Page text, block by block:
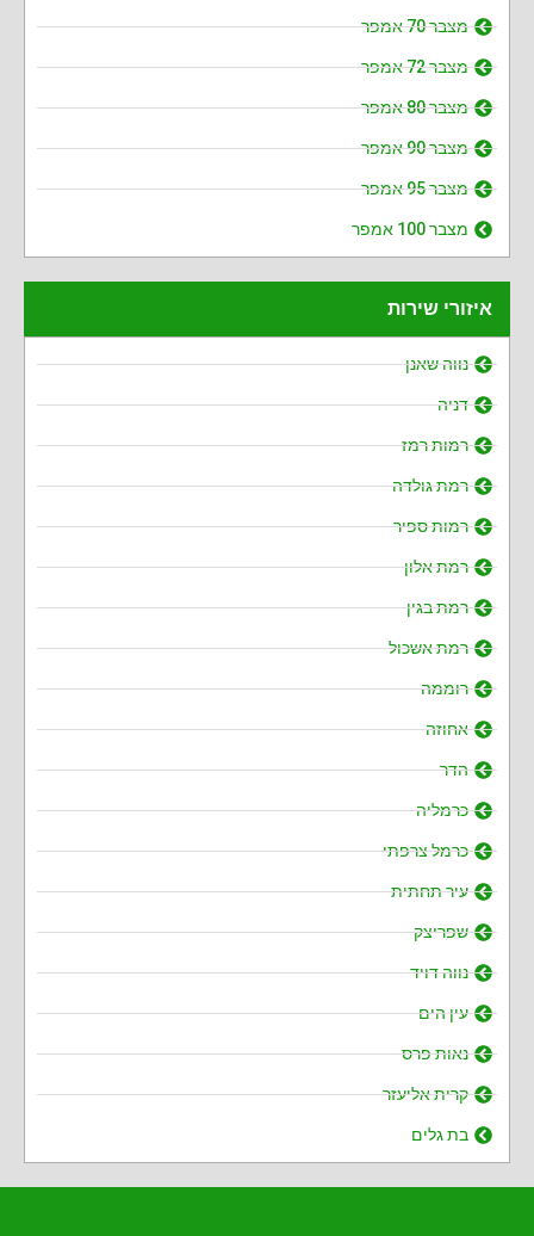
מצבר 70 אמפר
מצבר 72 אמפר
מצבר 80 אמפר
מצבר 90 אמפר
מצבר 95 אמפר
מצבר 100 אמפר
איזורי שירות
נווה שאנן
דניה
רמות רמז
רמת גולדה
רמות ספיר
רמת אלון
רמת בגין
רמת אשכול
רוממה
אחוזה
הדר
כרמליה
כרמל צרפתי
עיר תחתית
שפריצק
נווה דויד
עין הים
נאות פרס
קרית אליעזר
בת גלים